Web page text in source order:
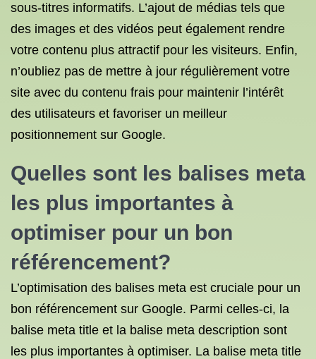
sous-titres informatifs. L’ajout de médias tels que
des images et des vidéos peut également rendre
votre contenu plus attractif pour les visiteurs. Enfin,
n’oubliez pas de mettre à jour régulièrement votre
site avec du contenu frais pour maintenir l’intérêt
des utilisateurs et favoriser un meilleur
positionnement sur Google.
Quelles sont les balises meta
les plus importantes à
optimiser pour un bon
référencement?
L’optimisation des balises meta est cruciale pour un
bon référencement sur Google. Parmi celles-ci, la
balise meta title et la balise meta description sont
les plus importantes à optimiser. La balise meta title